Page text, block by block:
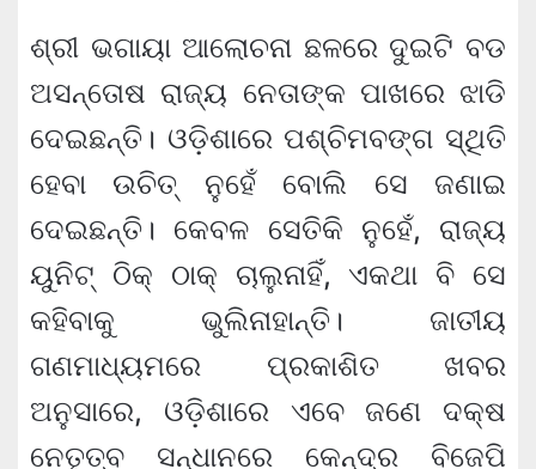
ଶ୍ରୀ ଭଗାୟା ଆଲୋଚନା ଛଳରେ ଦୁଇଟି ବଡ
ଅସନ୍ତୋଷ ରାଜ୍ୟ ନେତାଙ୍କ ପାଖରେ ଝାଡି
ଦେଇଛନ୍ତି। ଓଡ଼ିଶାରେ ପଶ୍ଚିମବଙ୍ଗ ସ୍ଥିତି
ହେବା ଉଚିତ୍ ନୁହେଁ ବୋଲି ସେ ଜଣାଇ
ଦେଇଛନ୍ତି। କେବଳ ସେତିକି ନୁହେଁ, ରାଜ୍ୟ
ୟୁନିଟ୍ ଠିକ୍ ଠାକ୍ ଚାଲୁନାହିଁ, ଏକଥା ବି ସେ
କହିବାକୁ ଭୁଲିନାହାନ୍ତି। ଜାତୀୟ
ଗଣମାଧ୍ୟମରେ ପ୍ରକାଶିତ ଖବର
ଅନୁସାରେ, ଓଡ଼ିଶାରେ ଏବେ ଜଣେ ଦକ୍ଷ
ନେତୃତ୍ବ ସନ୍ଧାନରେ କେନ୍ଦ୍ର ବିଜେପି